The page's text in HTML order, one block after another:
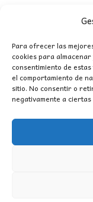
Para ofrecer las
cookies para
consentimiento de
el comportamiento de
sitio. No consentir o
negativamente a